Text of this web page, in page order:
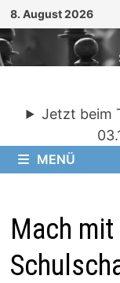
Zum
Inhalt
springen
8. August 2026
Jetzt beim
MENÜ
Mach